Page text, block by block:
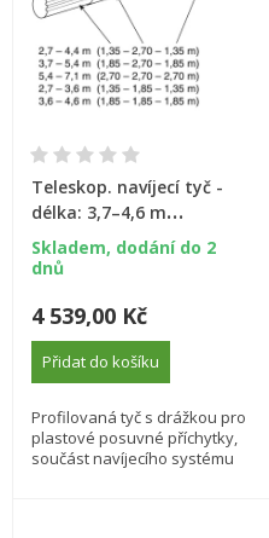
Teleskop. navíjecí tyč -
délka: 3,7–4,6 m
(eloxovaný hliník)
Skladem, dodání do 2
dnů
4 539,00 Kč
Přidat do košíku
Profilovaná tyč s drážkou pro
plastové posuvné příchytky,
součást navíjecího systému